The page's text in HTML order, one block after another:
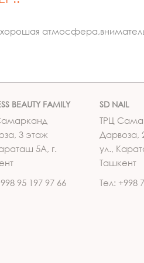
BEAUTY FAMILY
3 этаж
5А, г.
95 197 97 66
SD NAIL
ТРЦ
Дарвоза,
ул.,
Ташкент
Тел: +998